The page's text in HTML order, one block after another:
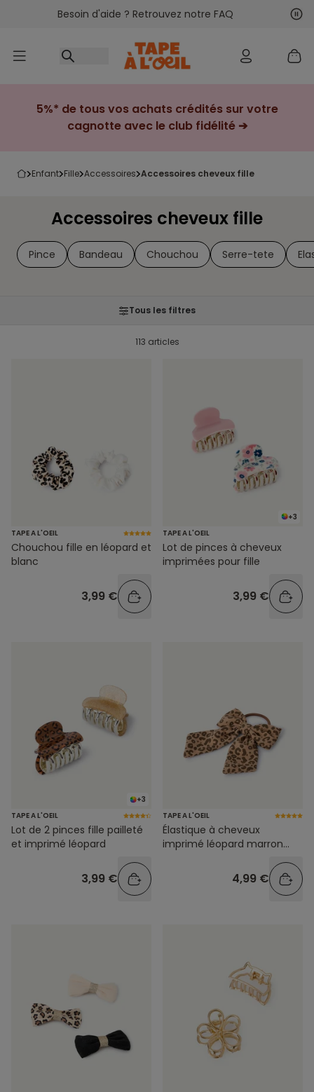
Accéder au contenu
Besoin d'aide ? Retrouvez notre FAQ
5%* de tous vos achats crédités sur votre
cagnotte avec le club fidélité ➔
enfant fille accessoires accessoires cheveux fille
Accessoires cheveux fille
Pince Bandeau Chouchou Serre-tete
Tous les filtres
113 articles
TAPE A L'OEIL
Chouchou fille en léopard et
blanc
3,99 €
+3
TAPE A L'OEIL
Lot de pinces à cheveux
imprimées pour fille
3,99 €
+3
TAPE A L'OEIL
Lot de 2 pinces fille pailleté
et imprimé léopard
3,99 €
TAPE A L'OEIL
Élastique à cheveux
imprimé léopard marron
4,99 €